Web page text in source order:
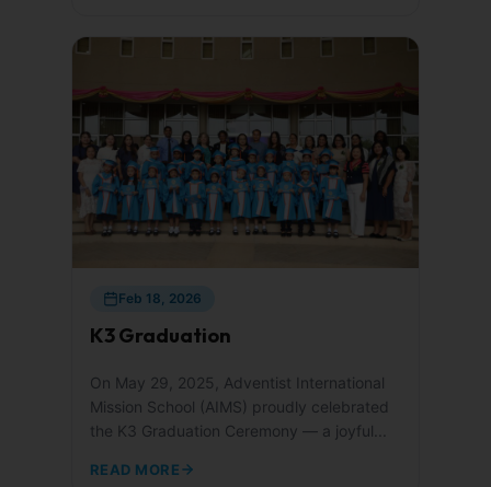
Feb 18, 2026
K3 Graduation
On May 29, 2025, Adventist International
Mission School (AIMS) proudly celebrated
the K3 Graduation Ceremony — a joyful...
READ MORE